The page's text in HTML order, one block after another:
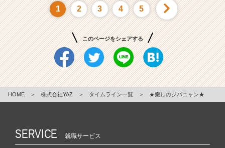
1 2 3 4 5
このページをシェアする
HOME ＞ 株式会社YAZ ＞ タイムライン一覧 ＞ ★癒しのジバニャン★
SERVICE 就職サービス